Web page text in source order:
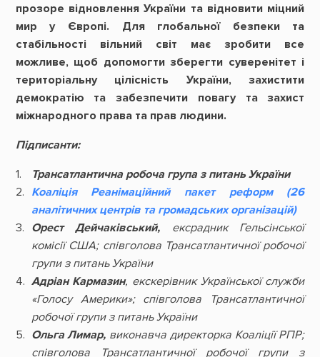
прозоре відновлення України та відновити міцний
мир у Європі. Для глобальної безпеки та
стабільності вільний світ має зробити все
можливе, щоб допомогти зберегти суверенітет і
територіальну цілісність України, захистити
демократію та забезпечити повагу та захист
міжнародного права та прав людини.
Підписанти:
Трансатлантична робоча група з питань України
Коаліція Реанімаційний пакет реформ (26
аналітичних центрів та громадських організацій)
Орест Дейчаківський,
ексрадник Гельсінської
комісії США; співголова Трансатлантичної робочої
групи з питань України
Адріан Кармазин, екскерівник Української служби
«Голосу Америки»; співголова Трансатлантичної
робочої групи з питань України
Ольга Лимар, виконавча директорка Коаліції РПР;
співголова Трансатлантичної робочої групи з